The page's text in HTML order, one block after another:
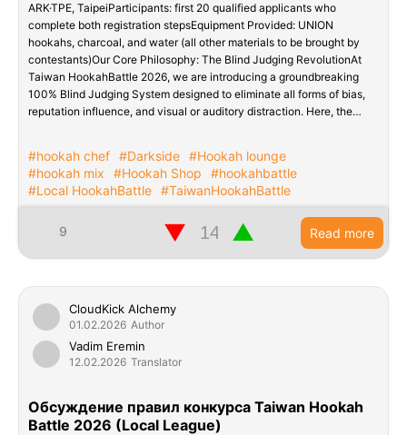
ARK·TPE, TaipeiParticipants: first 20 qualified applicants who
complete both registration stepsEquipment Provided: UNION
hookahs, charcoal, and water (all other materials to be brought by
contestants)Our Core Philosophy: The Blind Judging RevolutionAt
Taiwan HookahBattle 2026, we are introducing a groundbreaking
100% Blind Judging System designed to eliminate all forms of bias,
reputation influence, and visual or auditory distraction. Here, the…
#hookah chef #Darkside #Hookah lounge
#hookah mix
#Hookah Shop
#hookahbattle
#Local HookahBattle #TaiwanHookahBattle
9 ▲
▼ Read more
CloudKick Alchemy
01.02.2026 Author
Vadim Eremin
12.02.2026 Translator
Обсуждение правил конкурса Taiwan Hookah
Battle 2026 (Local League)